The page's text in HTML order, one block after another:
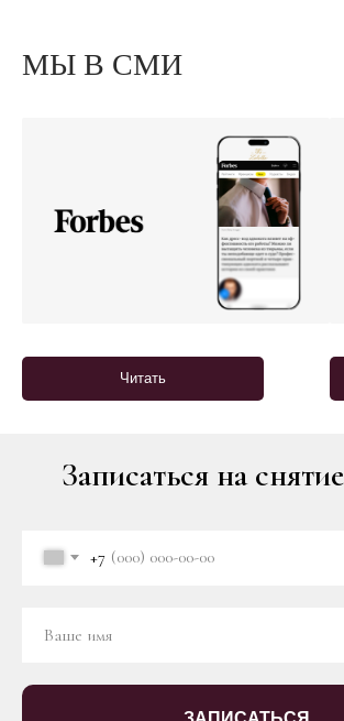
МЫ В СМИ
Читать
Записаться на
+7